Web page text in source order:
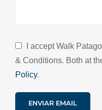
I accept Walk
& Conditions. Both at
Policy.